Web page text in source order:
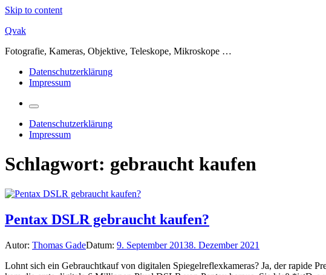
Skip to content
Qvak
Fotografie, Kameras, Objektive, Teleskope, Mikroskope …
Datenschutzerklärung
Impressum
Datenschutzerklärung
Impressum
Schlagwort: gebraucht kaufen
Pentax DSLR gebraucht kaufen?
Autor: Thomas GadeDatum: 9. September 20138. Dezember 2021
Lohnt sich ein Gebrauchtkauf von digitalen Spiegelreflexkameras? Ja, der rapide